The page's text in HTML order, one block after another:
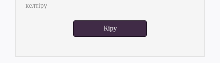
келтіру
Кіру